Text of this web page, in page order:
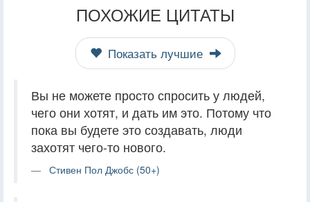
ПОХОЖИЕ ЦИТАТЫ
Показать лучшие
Вы не можете просто спросить у людей,
чего они хотят, и дать им это. Потому что
пока вы будете это создавать, люди
захотят чего-то нового.
Стивен Пол Джобс (50+)